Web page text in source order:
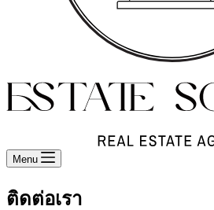
Menu
ติดต่อเรา